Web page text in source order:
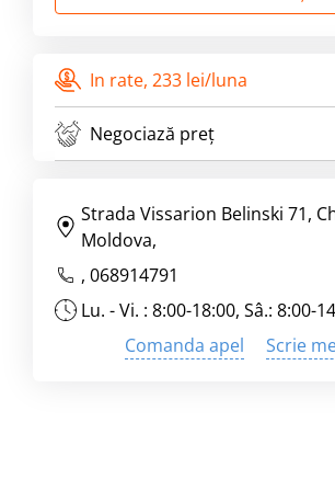
In rate, 233 lei/luna
Negociază preț
Strada Vissarion Belinski 71,
Moldova,
, 068914791
Lu. - Vi. : 8:00-18:00, Sâ.: 8:00-
Comanda apel
Scrie